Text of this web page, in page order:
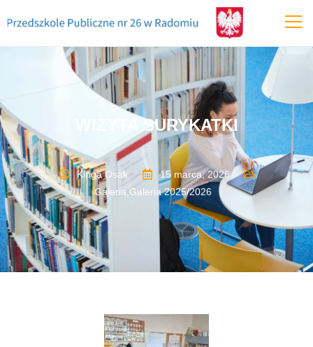
WIZYTA SURYKATKI
Kinga Osak
15 marca, 2026
Galeria,Galeria 2025/2026